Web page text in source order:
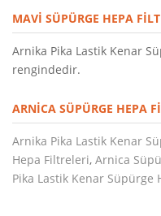
MAVI SÜPÜRGE HEPA
Arnika Pika Lastik Kenar
rengindedir.
ARNICA SÜPÜRGE HEPA
Arnika Pika Lastik Kenar
Hepa Filtreleri, Arnica
Pika Lastik Kenar Süpürge